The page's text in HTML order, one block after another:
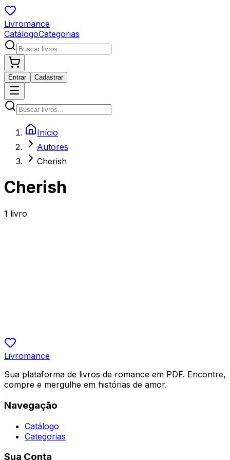
Livromance
CatálogoCategorias
Entrar Cadastrar
Início
Autores
Cherish
Cherish
1 livro
Livromance
Sua plataforma de livros de romance em PDF. Encontre,
compre e mergulhe em histórias de amor.
Navegação
Catálogo
Categorias
Sua Conta